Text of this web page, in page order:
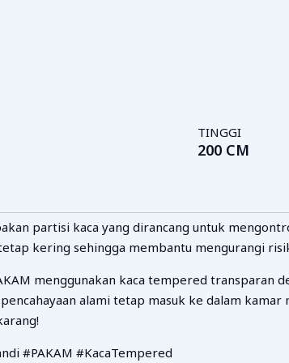
TINGGI
200 CM
partisi kaca yang dirancang untuk
kering sehingga membantu mengurangi
menggunakan kaca tempered
alami tetap masuk ke dalam
#PAKAM #KacaTempered